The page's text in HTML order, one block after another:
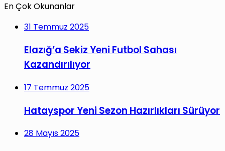
En Çok Okunanlar
31 Temmuz 2025
Elazığ’a Sekiz Yeni Futbol Sahası
Kazandırılıyor
17 Temmuz 2025
Hatayspor Yeni Sezon Hazırlıkları Sürüyor
28 Mayıs 2025